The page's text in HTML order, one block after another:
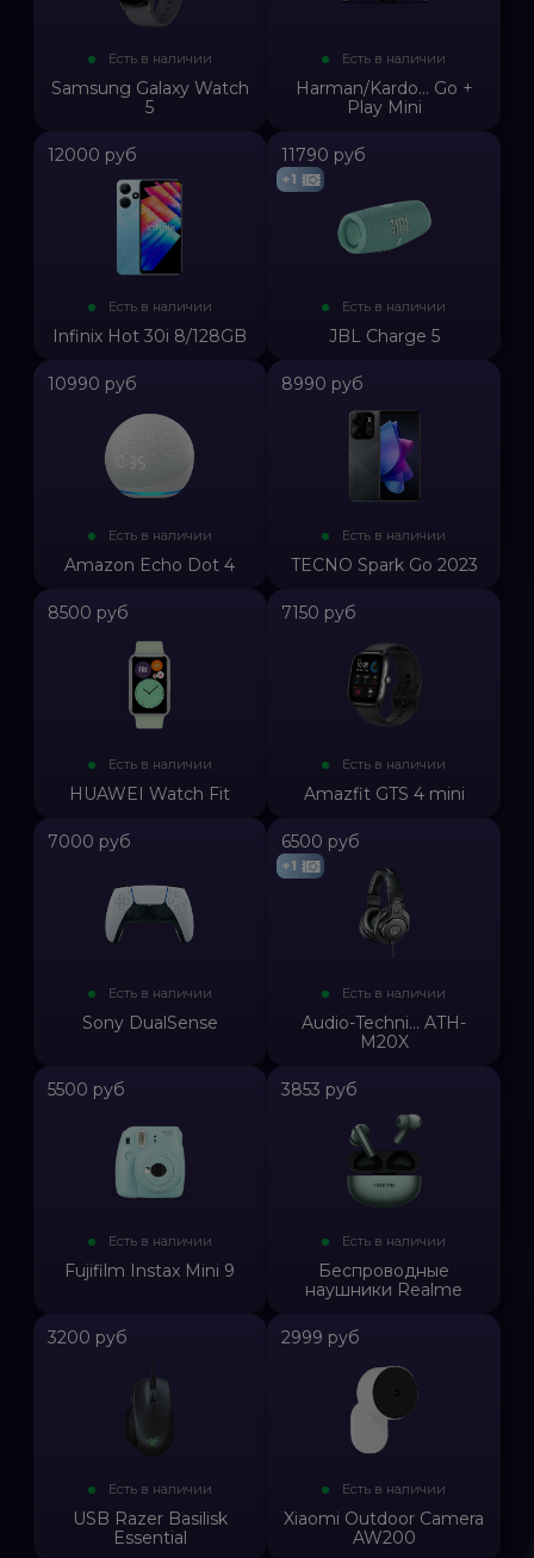
Есть в наличии
Samsung Galaxy Watch
5
Есть в наличии
Harman/Kardo... Go +
Play Mini
12000 руб
Есть в наличии
Infinix Hot 30i 8/128GB
+1
11790 руб
Есть в наличии
JBL Charge 5
10990 руб
Есть в наличии
Amazon Echo Dot 4
8990 руб
Есть в наличии
TECNO Spark Go 2023
8500 руб
Есть в наличии
HUAWEI Watch Fit
7150 руб
Есть в наличии
Amazfit GTS 4 mini
7000 руб
Есть в наличии
Sony DualSense
+1
6500 руб
Есть в наличии
Audio-Techni... ATH-
M20X
5500 руб
Есть в наличии
Fujifilm Instax Mini 9
3853 руб
Есть в наличии
Беспроводные
наушники Realme
3200 руб
Есть в наличии
USB Razer Basilisk
Essential
2999 руб
Есть в наличии
Xiaomi Outdoor Camera
AW200